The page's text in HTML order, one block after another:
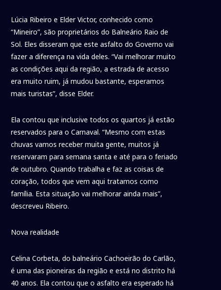
Lúcia Ribeiro e Elder Victor, conhecido como
“Mineiro”, são proprietários do Balneário Raio de
Sol. Eles disseram que este asfalto do Governo vai
fazer a diferença na vida deles. “Vai melhorar muito
as condições aqui da região, a estrada de acesso
era muito ruim, já mudou bastante, esperamos
mais turistas”, disse Elder.
Ela contou que inclusive todos os quartos já estão
reservados para o Carnaval. “Mesmo com estas
chuvas vamos receber muita gente, muitos já
reservaram para semana santa e até para o feriado
de outubro. Quando trabalha e faz as coisas de
coração, todos que vem aqui tratamos como
família. Esta situação vai melhorar ainda mais”,
descreveu Ribeiro.
Nova realidade
Celina Corbeta, do balneário Cachoeirão do Carlão,
é uma das pioneiras da região e está no distrito há
40 anos. Ela contou que o asfalto era esperado há